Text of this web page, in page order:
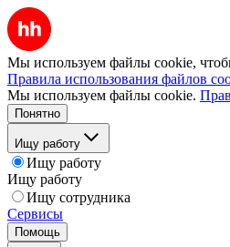
Мы используем файлы cookie,
Правила использования файлов
Мы используем файлы cookie.
Понятно
Ищу работу
Ищу работу
Ищу работу
Ищу сотрудника
Сервисы
Помощь